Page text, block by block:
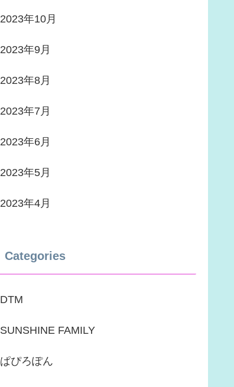
2023年10月
2023年9月
2023年8月
2023年7月
2023年6月
2023年5月
2023年4月
Categories
DTM
SUNSHINE FAMILY
ぱぴろぽん